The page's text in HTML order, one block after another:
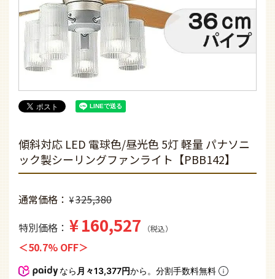
傾斜対応 LED 電球色/昼光色 5灯 軽量 パナソニ
ック製シーリングファンライト【PBB142】
通常価格 ¥325,380
特別価格
¥160,527 税込
50.7% OFF
なら 月々13,377円から。分割手数料無料